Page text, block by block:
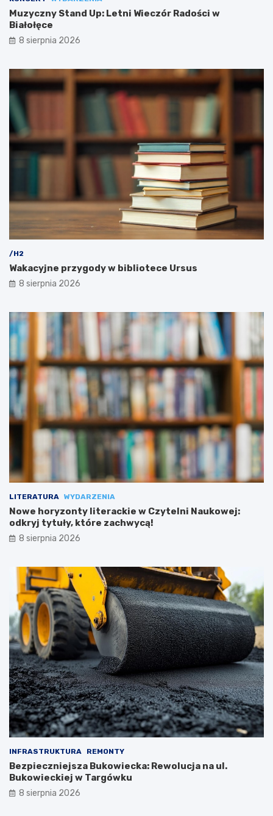
Muzyczny Stand Up: Letni Wieczór Radości w
Białołęce
8 sierpnia 2026
/H2
Wakacyjne przygody w bibliotece Ursus
8 sierpnia 2026
LITERATURA WYDARZENIA
Nowe horyzonty literackie w Czytelni Naukowej:
odkryj tytuły, które zachwycą!
8 sierpnia 2026
INFRASTRUKTURA REMONTY
Bezpieczniejsza Bukowiecka: Rewolucja na ul.
Bukowieckiej w Targówku
8 sierpnia 2026